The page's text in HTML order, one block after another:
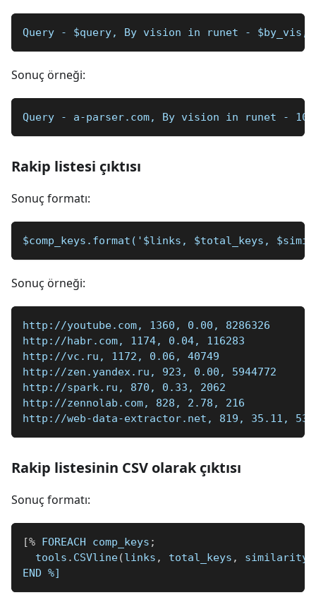
Query - $query, By vision in runet - $by_vis,
Sonuç örneği:
Query - a-parser.com, By vision in runet -
Rakip listesi çıktısı
Sonuç formatı:
$comp_keys.format('$links, $total_keys,
Sonuç örneği:
http://youtube.com, 1360, 0.00, 8286326
http://habr.com, 1174, 0.04, 116283
http://vc.ru, 1172, 0.06, 40749
http://zen.yandex.ru, 923, 0.00, 5944772
http://spark.ru, 870, 0.33, 2062
http://zennolab.com, 828, 2.78, 216
http://web-data-extractor.net, 819, 35.11, 53
Rakip listesinin CSV olarak çıktısı
Sonuç formatı:
[% FOREACH comp_keys ;
  tools
. CSVline(links , total_keys , similarity
END %]